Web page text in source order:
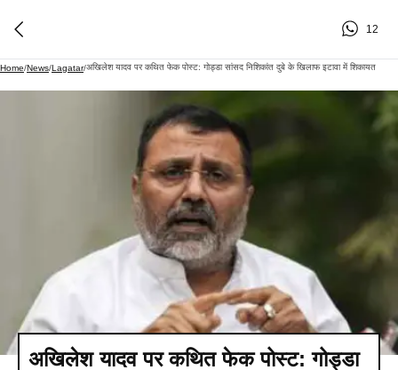
12
Home/News/Lagatar/अखिलेश यादव पर कथित फेक पोस्ट: गोड्डा सांसद निशिकांत दुबे के खिलाफ इटावा में शिकायत
अखिलेश यादव पर कथित फेक पोस्ट: गोड्डा